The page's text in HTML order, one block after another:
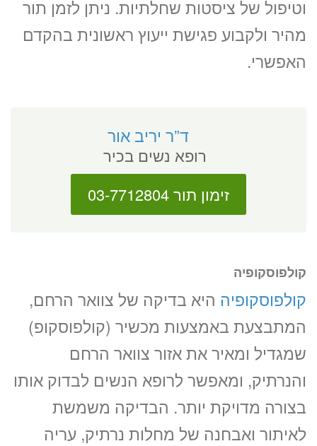
וטיפול של ציסטות שחלתיות. ניתן לזמן תור
מהיר ולקבוע פגישת ייעוץ ראשונית בהקדם
האפשרי.
ד”ר יריב אור
רופא נשים בכיר
זימון תור 03-7712804
קולפוסקופיה
קולפוסקופיה היא בדיקה של צוואר הרחם,
המתבצעת באמצעות מכשיר (קולפוסקופ)
שמגדיל ומאיר את אזור צוואר הרחם
והנרתיק, ומאפשר לרופא הנשים לבדוק אותו
בצורה מדויקת יותר. הבדיקה משמשת
לאיתור ואבחנה של מחלות נרתיק, עריה